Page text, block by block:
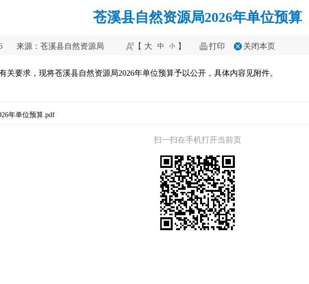
苍溪县自然资源局2026年单位预算
来源：苍溪县自然资源局 【 大 中 小 】 打印 关闭本页
关要求，现将苍溪县自然资源局2026年单位预算予以公开，具体内容见附件。
年单位预算.pdf
扫一扫在手机打开当前页